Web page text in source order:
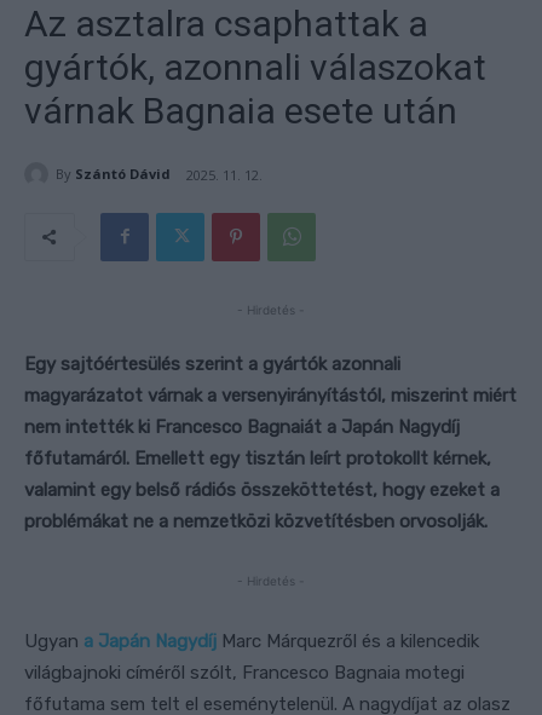
Az asztalra csaphattak a
gyártók, azonnali válaszokat
várnak Bagnaia esete után
By Szántó Dávid 2025. 11. 12.
- Hirdetés -
Egy sajtóértesülés szerint a gyártók azonnali
magyarázatot várnak a versenyirányítástól, miszerint miért
nem intették ki Francesco Bagnaiát a Japán Nagydíj
főfutamáról. Emellett egy tisztán leírt protokollt kérnek,
valamint egy belső rádiós összeköttetést, hogy ezeket a
problémákat ne a nemzetközi közvetítésben orvosolják.
- Hirdetés -
Ugyan a Japán Nagydíj Marc Márquezről és a kilencedik
világbajnoki címéről szólt, Francesco Bagnaia motegi
főfutama sem telt el eseménytelenül. A nagydíjat az olasz